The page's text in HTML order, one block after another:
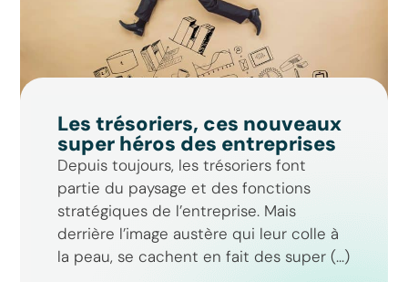
Les trésoriers, ces nouveaux
super héros des entreprises
Depuis toujours, les trésoriers font
partie du paysage et des fonctions
stratégiques de l’entreprise. Mais
derrière l’image austère qui leur colle à
la peau, se cachent en fait des super (...)